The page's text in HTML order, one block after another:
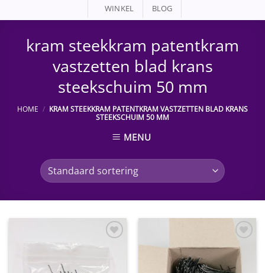
WINKEL BLOG
kram steekkram patentkram
vastzetten blad krans
steekschuim 50 mm
HOME / KRAM STEEKKRAM PATENTKRAM VASTZETTEN BLAD KRANS
STEEKSCHUIM 50 MM
MENU
Toevoegen
Toevoegen
aan
wenslijst